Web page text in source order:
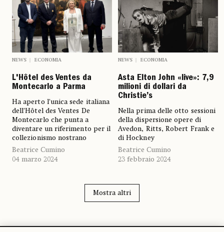
NEWS ECONOMIA
L'Hôtel des Ventes da
Montecarlo a Parma
Ha aperto l’unica sede italiana
dell’Hôtel des Ventes De
Montecarlo che punta a
diventare un riferimento per il
collezionismo nostrano
Beatrice Cumino
04 marzo 2024
NEWS ECONOMIA
Asta Elton John «live»: 7,9
milioni di dollari da
Christie’s
Nella prima delle otto sessioni
della dispersione opere di
Avedon, Ritts, Robert Frank e
di Hockney
Beatrice Cumino
23 febbraio 2024
Mostra altri